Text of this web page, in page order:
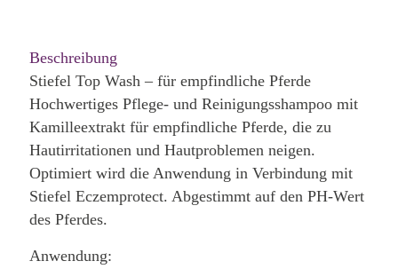
Beschreibung
Stiefel Top Wash – für empfindliche Pferde
Hochwertiges Pflege- und Reinigungsshampoo mit
Kamilleextrakt für empfindliche Pferde, die zu
Hautirritationen und Hautproblemen neigen.
Optimiert wird die Anwendung in Verbindung mit
Stiefel Eczemprotect. Abgestimmt auf den PH-Wert
des Pferdes.
Anwendung: